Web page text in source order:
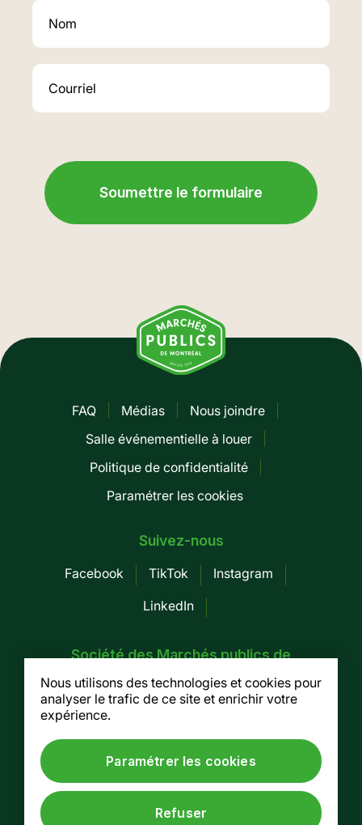
FAQ Médias
Nous joindre
Salle événementielle à louer
Politique de confidentialité
Paramétrer les cookies
Suivez-nous
Facebook TikTok
Instagram
LinkedIn
Société des Marchés publics de
155, av. Greene, 3e étage, Montréal (Québec)
Tel. :514 937-7754/ Fax. : 514 937-7688
© Société des Marchés publics de Montréal, 2026
Site web parLima Charlie
Nous utilisons des technologies et cookies pour
analyser le trafic de ce site et enrichir votre
expérience.
Paramétrer les cookies
Refuser